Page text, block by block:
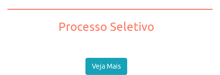
Processo Seletivo
Veja Mais